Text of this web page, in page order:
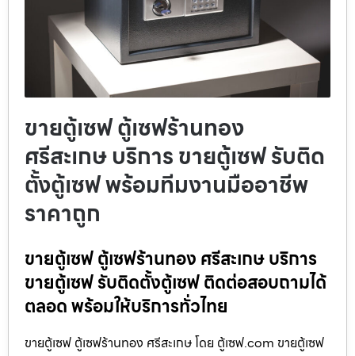
ขายตู้เซฟ ตู้เซฟร้านทอง
ศรีสะเกษ บริการ ขายตู้เซฟ รับติด
ตั้งตู้เซฟ พร้อมทีมงานมืออาชีพ
ราคาถูก
ขายตู้เซฟ ตู้เซฟร้านทอง ศรีสะเกษ บริการ
ขายตู้เซฟ รับติดตั้งตู้เซฟ ติดต่อสอบถามได้
ตลอด พร้อมให้บริการทั่วไทย
ขายตู้เซฟ ตู้เซฟร้านทอง ศรีสะเกษ โดย ตู้เซฟ.com ขายตู้เซฟ